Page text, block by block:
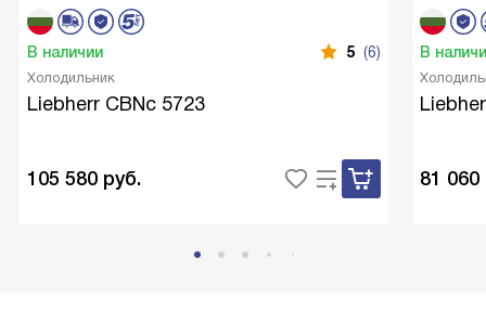
В наличии 5 (6)
Холодильник
Liebherr CBNc 5723
105 580 руб.
В
81 060